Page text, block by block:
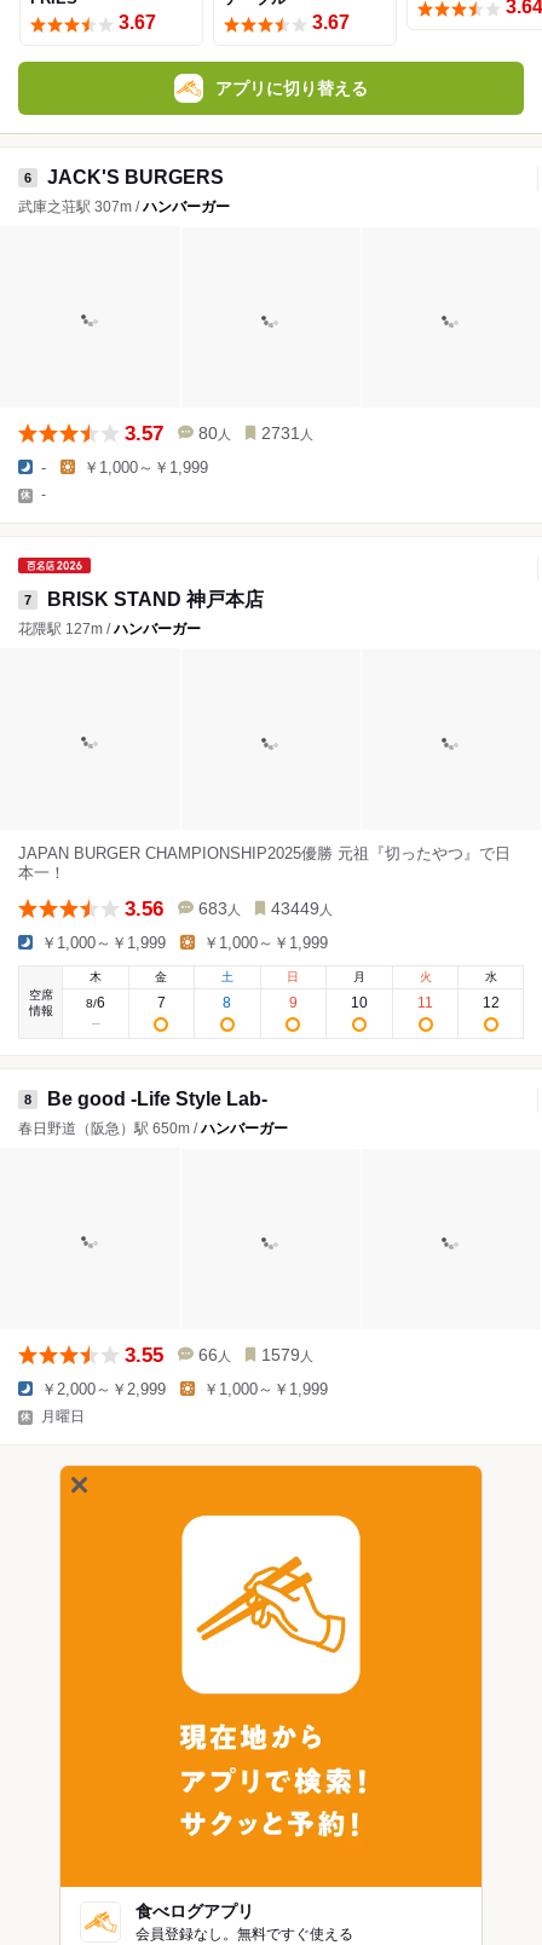
3.67 3.67
3.64
アプリに切り替える
6 JACK'S BURGERS
武庫之荘駅 307m /ハンバーガー
3.57 80 人 2731 人
- ￥1,000～￥1,999
-
7 BRISK STAND 神戸本店
花隈駅 127m /ハンバーガー
JAPAN BURGER CHAMPIONSHIP2025優勝 元祖『切ったやつ』で日
本一！
3.56 683 人 43449 人
￥1,000～￥1,999 ￥1,000～￥1,999
空席
情報
木
8/6
金
7
土
8
日
9
月
10
火
11
水
12
8 Be good -Life Style Lab-
春日野道（阪急）駅 650m /ハンバーガー
3.55 66 人 1579 人
￥2,000～￥2,999 ￥1,000～￥1,999
月曜日
食べログアプリ
会員登録なし。無料ですぐ使える